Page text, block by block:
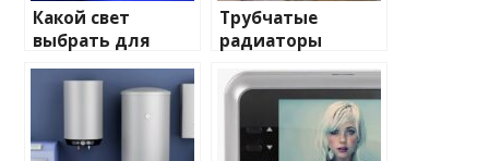
Какой свет
выбрать для
домашнего
освещения
Трубчатые
радиаторы
и характеристики